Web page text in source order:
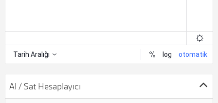
Al / Sat Hesaplayıcı